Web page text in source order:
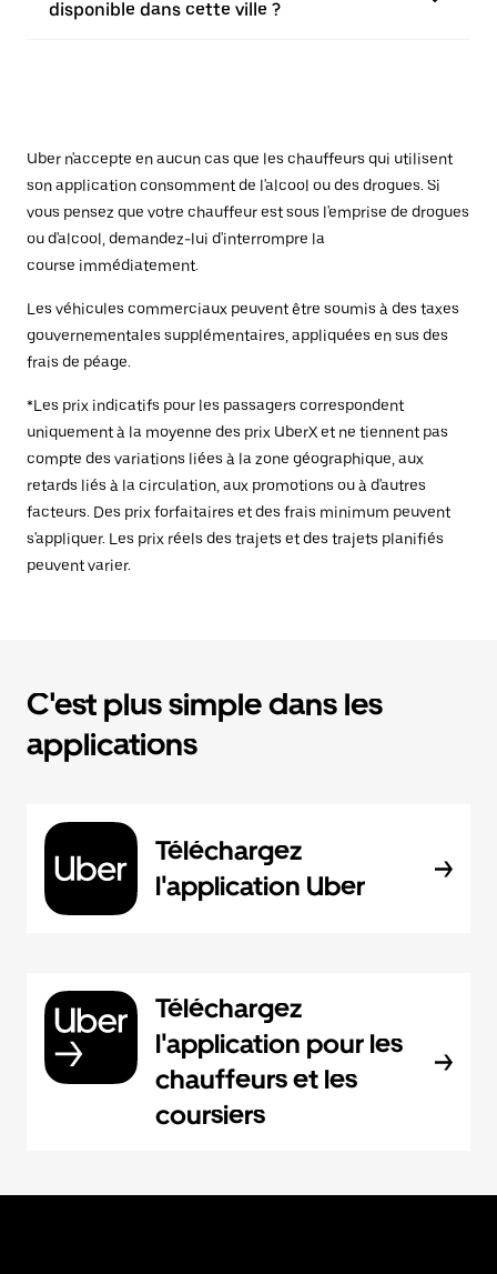
disponible dans cette ville ?
Uber n'accepte en aucun cas que les chauffeurs qui utilisent
son application consomment de l'alcool ou des drogues. Si
vous pensez que votre chauffeur est sous l'emprise de drogues
ou d'alcool, demandez-lui d'interrompre la
course immédiatement.
Les véhicules commerciaux peuvent être soumis à des taxes
gouvernementales supplémentaires, appliquées en sus des
frais de péage.
*Les prix indicatifs pour les passagers correspondent
uniquement à la moyenne des prix UberX et ne tiennent pas
compte des variations liées à la zone géographique, aux
retards liés à la circulation, aux promotions ou à d'autres
facteurs. Des prix forfaitaires et des frais minimum peuvent
s'appliquer. Les prix réels des trajets et des trajets planifiés
peuvent varier.
C'est plus simple dans les
applications
Téléchargez
l'application Uber
Téléchargez
l'application pour les
chauffeurs et les
coursiers